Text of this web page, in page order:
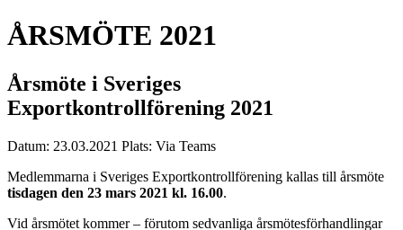
ÅRSMÖTE 2021
Årsmöte i Sveriges
Exportkontrollförening 2021
Datum: 23.03.2021 Plats: Via Teams
Medlemmarna i Sveriges Exportkontrollförening kallas till årsmöte
tisdagen den 23 mars 2021 kl. 16.00.
Vid årsmötet kommer – förutom sedvanliga årsmötesförhandlingar